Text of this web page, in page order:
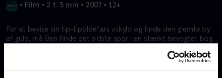
• Film • 2 t. 5 min • 2007 • 12+
For at bevise sin tip-tipoldefars uskyld og finde den glemte by
af guld, må Ben finde det sidste spor i en stærkt bevogtet bog.